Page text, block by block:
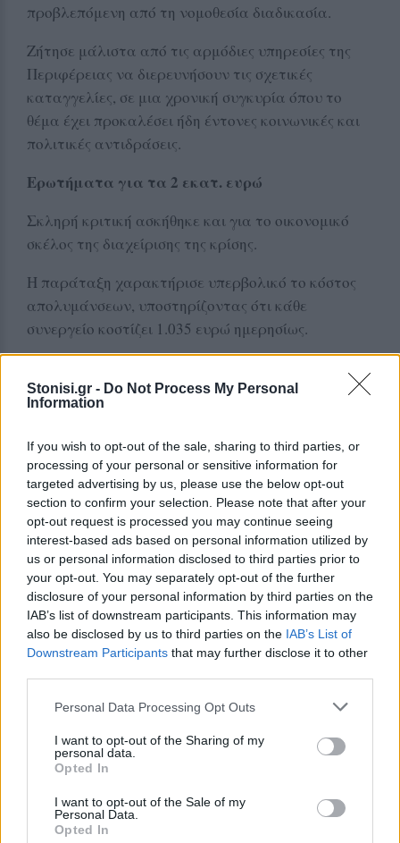
Stonisi.gr - Do Not Process My Personal
Information
If you wish to opt-out of the sale, sharing to third parties, or
processing of your personal or sensitive information for
targeted advertising by us, please use the below opt-out
section to confirm your selection. Please note that after your
opt-out request is processed you may continue seeing
interest-based ads based on personal information utilized by
us or personal information disclosed to third parties prior to
your opt-out. You may separately opt-out of the further
disclosure of your personal information by third parties on the
IAB’s list of downstream participants. This information may
also be disclosed by us to third parties on the IAB’s List of
Downstream Participants that may further disclose it to other
Personal Data Processing Opt Outs
I want to opt-out of the Sharing of my
personal data.
Opted In
I want to opt-out of the Sale of my
Personal Data.
Opted In
προβλεπόμενη από τη νομοθεσία διαδικασία.
Ζήτησε μάλιστα από τις αρμόδιες υπηρεσίες της
Περιφέρειας να διερευνήσουν τις σχετικές
καταγγελίες, σε μια χρονική συγκυρία όπου το
θέμα έχει προκαλέσει ήδη έντονες κοινωνικές και
πολιτικές αντιδράσεις.
Ερωτήματα για τα 2 εκατ. ευρώ
Σκληρή κριτική ασκήθηκε και για το οικονομικό
σκέλος της διαχείρισης της κρίσης.
Η παράταξη χαρακτήρισε υπερβολικό το κόστος
απολυμάνσεων, υποστηρίζοντας ότι κάθε
συνεργείο κοστίζει 1.035 ευρώ ημερησίως.
ενημέρωση της Περιφερειακής Αρχής, μέχρι τα
τέλη Απριλίου είχαν ήδη δαπανηθεί περίπου
2.000.000 ευρώ για τη διαχείριση της κατάστασης.
«Πού έχουν διατεθεί όλα αυτά τα χρήματα και
μέχρι πού θα φτάσει το συνολικό κόστος;»
διερωτώνται τα στελέχη της παράταξης,
ζητώντας πλήρη ενημέρωση και διαφάνεια.
Ζητούν ζωοτροφές για τους κτηνοτρόφους
Παράλληλα ζητούν το ποσό του 1.000.000 ευρώ
που έχει δοθεί στην Περιφέρεια από το Υπουργείο
πληγέντες κτηνοτρόφους.
Όπως αναφέρουν, η χρηματοδότηση αυτή είχε
εγκριθεί ακριβώς για τον συγκεκριμένο σκοπό και
δεν θα πρέπει, όπως τονίζουν, να κατευθυνθεί
αλλού.